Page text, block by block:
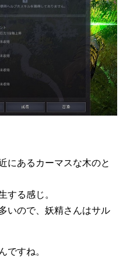
にあるカーマスな木のと
する感じ。
いので、妖精さんはサル
ですね。